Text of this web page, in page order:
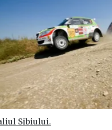
Sibiului.